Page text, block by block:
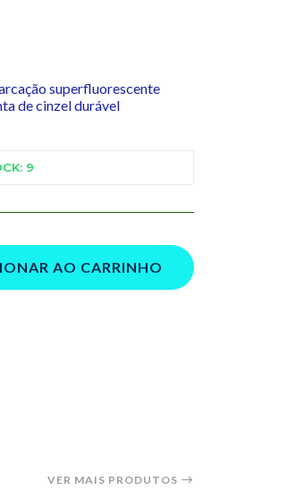
superfluorescente
de cinzel durável
9
AO CARRINHO
VER MAIS PRODUTOS